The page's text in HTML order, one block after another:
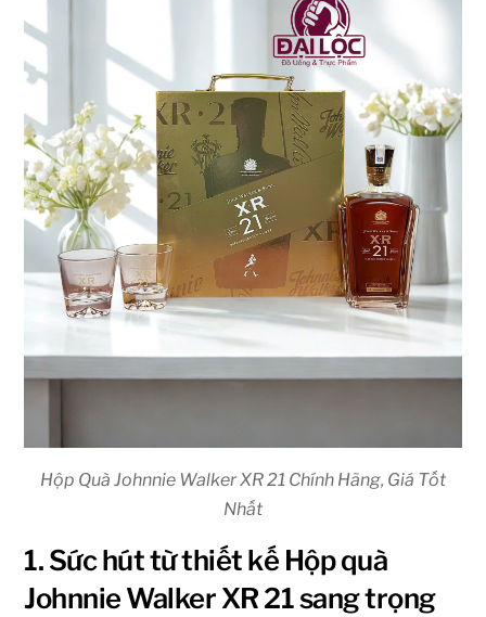
Hộp Quà Johnnie Walker XR 21 Chính Hãng, Giá Tốt
Nhất
1. Sức hút từ thiết kế Hộp quà
Johnnie Walker XR 21 sang trọng